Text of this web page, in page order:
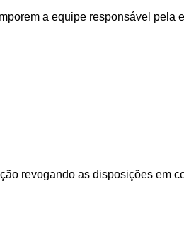
a equipe responsável
revogando as disposições em